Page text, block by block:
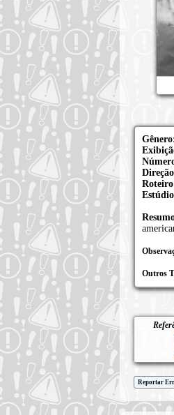
Outros
Reportar